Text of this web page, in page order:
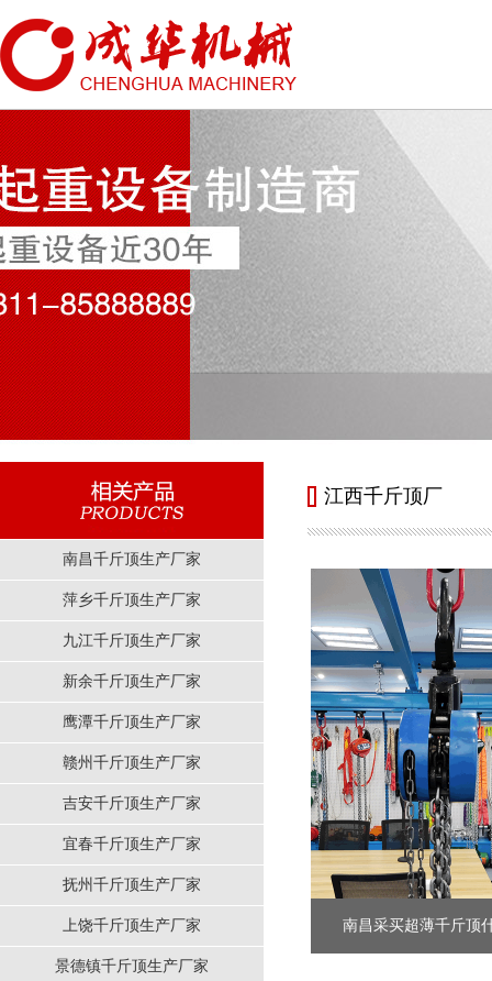
南昌千斤顶生产厂家
萍乡千斤顶生产厂家
九江千斤顶生产厂家
新余千斤顶生产厂家
鹰潭千斤顶生产厂家
赣州千斤顶生产厂家
吉安千斤顶生产厂家
宜春千斤顶生产厂家
抚州千斤顶生产厂家
上饶千斤顶生产厂家
景德镇千斤顶生产厂家
江西千斤顶厂
南昌采买超薄千斤顶